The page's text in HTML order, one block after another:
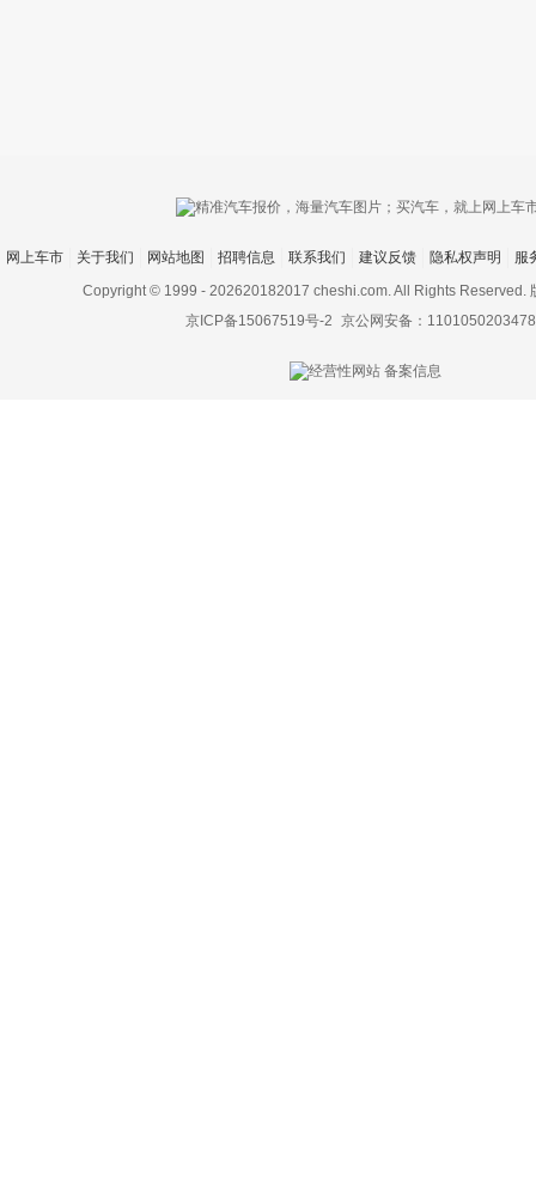
上传图片最多
网上车市 关于我们 网站地图 招聘信息 联系我们 建议反馈 隐私权声明
服
Copyright © 1999 - 202620182017 cheshi.com. All Rights Reserved.
京ICP备15067519号-2 京公网安备：